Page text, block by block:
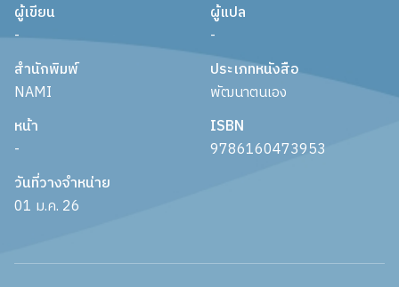
ผู้เขียน
-
ผู้แปล
-
สำนักพิมพ์
NAMI
ประเภทหนังสือ
พัฒนาตนเอง
หน้า
-
ISBN
9786160473953
วันที่วางจำหน่าย
01 ม.ค. 26